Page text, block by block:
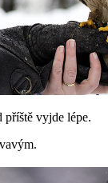
příště vyjde lépe.